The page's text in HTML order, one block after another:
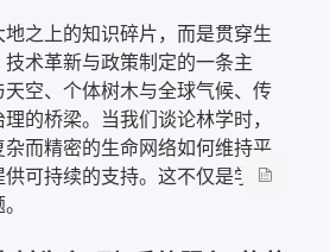
之上的知识碎片，而是贯穿生
术革新与政策制定的一条主
空、个体树木与全球气候、传
的桥梁。当我们谈论林学时，
而精密的生命网络如何维持平
可持续的支持。这不仅是学术